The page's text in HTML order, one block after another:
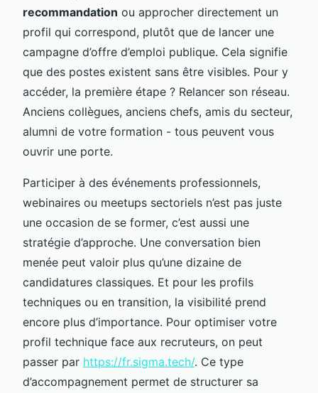
recommandation ou approcher directement un
profil qui correspond, plutôt que de lancer une
campagne d’offre d’emploi publique. Cela signifie
que des postes existent sans être visibles. Pour y
accéder, la première étape ? Relancer son réseau.
Anciens collègues, anciens chefs, amis du secteur,
alumni de votre formation - tous peuvent vous
ouvrir une porte.
Participer à des événements professionnels,
webinaires ou meetups sectoriels n’est pas juste
une occasion de se former, c’est aussi une
stratégie d’approche. Une conversation bien
menée peut valoir plus qu’une dizaine de
candidatures classiques. Et pour les profils
techniques ou en transition, la visibilité prend
encore plus d’importance. Pour optimiser votre
profil technique face aux recruteurs, on peut
passer par https://fr.sigma.tech/. Ce type
d’accompagnement permet de structurer sa